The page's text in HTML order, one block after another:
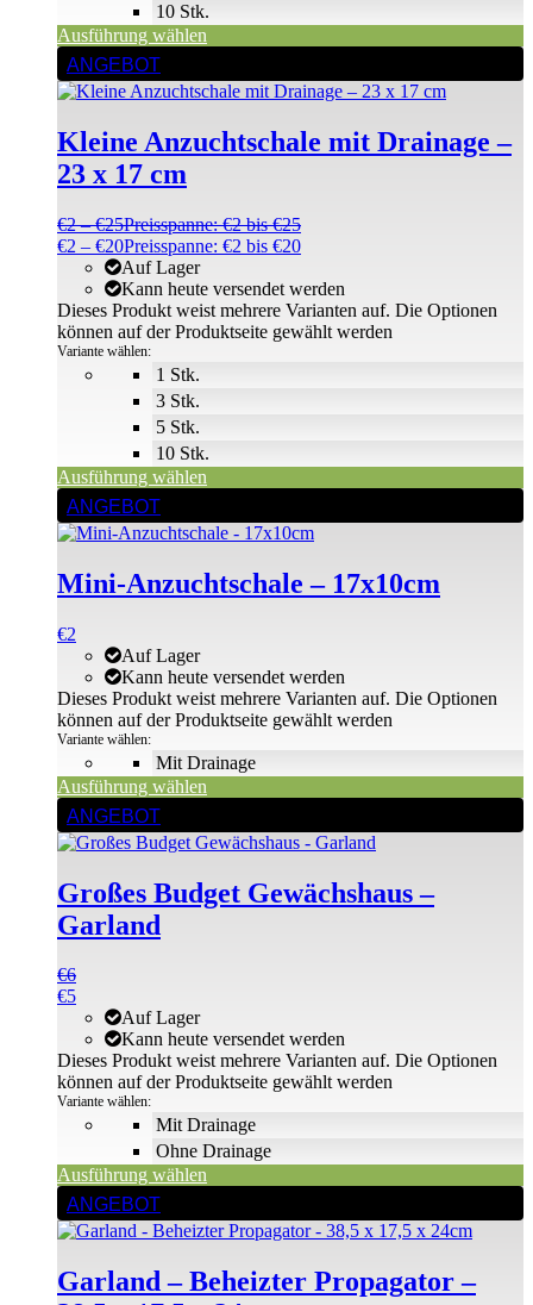
10 Stk.
Ausführung wählen
ANGEBOT
Kleine Anzuchtschale mit Drainage –
23 x 17 cm
€2 –€25Preisspanne: €2 bis €25
€2 – €20Preisspanne: €2 bis €20
1 Stk.
3 Stk.
5 Stk.
10 Stk.
Auf Lager
Kann heute versendet werden
Variante wählen:
Ausführung wählen
Dieses Produkt weist mehrere Varianten auf. Die Optionen
können auf der Produktseite gewählt werden
ANGEBOT
Mini-Anzuchtschale – 17x10cm
€2
Mit Drainage
Auf Lager
Kann heute versendet werden
Variante wählen:
Ausführung wählen
Dieses Produkt weist mehrere Varianten auf. Die Optionen
können auf der Produktseite gewählt werden
ANGEBOT
Großes Budget Gewächshaus –
Garland
€6
€5
Mit Drainage
Ohne Drainage
Auf Lager
Kann heute versendet werden
Variante wählen:
Ausführung wählen
Dieses Produkt weist mehrere Varianten auf. Die Optionen
können auf der Produktseite gewählt werden
ANGEBOT
Garland – Beheizter Propagator –